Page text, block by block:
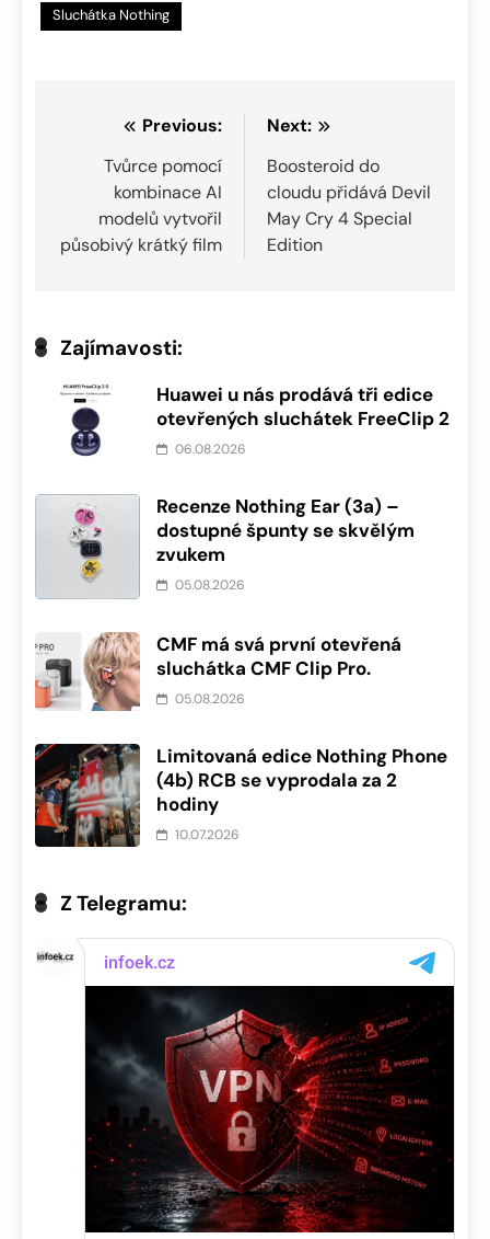
Sluchátka Nothing
Navigace
příspěvek
Previous:
Tvůrce pomocí
kombinace AI
modelů vytvořil
působivý krátký film
Next:
Boosteroid do
cloudu přidává Devil
May Cry 4 Special
Edition
Zajímavosti:
Huawei u nás prodává tři edice
otevřených sluchátek FreeClip 2
06.08.2026
Recenze Nothing Ear (3a) –
dostupné špunty se skvělým
zvukem
05.08.2026
CMF má svá první otevřená
sluchátka CMF Clip Pro.
05.08.2026
Limitovaná edice Nothing Phone
(4b) RCB se vyprodala za 2
hodiny
10.07.2026
Z Telegramu: